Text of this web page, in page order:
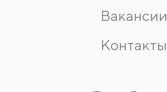
Вакансии
Контакты